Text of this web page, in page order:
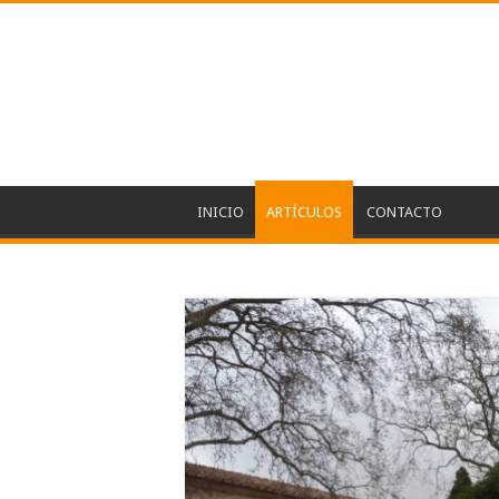
INICIO ARTÍCULOS CONTACTO